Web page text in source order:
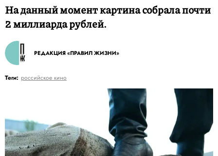
На данный момент картина собрала почти
2 миллиарда рублей.
РЕДАКЦИЯ «ПРАВИЛ ЖИЗНИ»
Теги: российское кино